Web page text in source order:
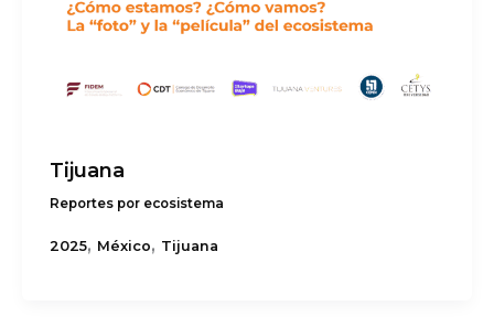
Tijuana
Reportes por ecosistema
2025, México, Tijuana